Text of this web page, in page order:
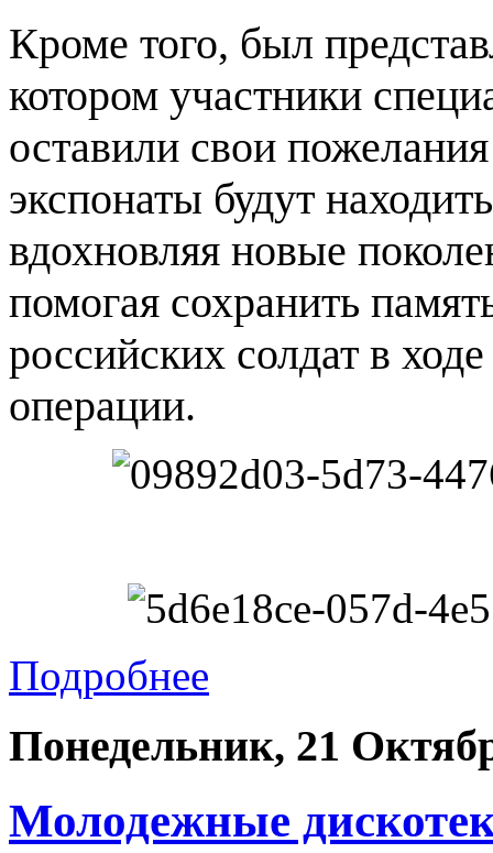
Кроме того, был
котором участники
оставили свои
экспонаты будут
вдохновляя новые
помогая сохранить
российских солдат в
операции.
Подробнее
Понедельник, 21
Молодежные